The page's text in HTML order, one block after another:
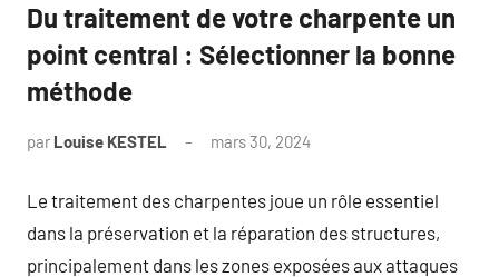
Du traitement de votre charpente un
point central : Sélectionner la bonne
méthode
par Louise KESTEL mars 30, 2024
Le traitement des charpentes joue un rôle essentiel
dans la préservation et la réparation des structures,
principalement dans les zones exposées aux attaques